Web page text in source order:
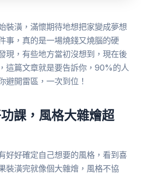
裝潢，滿懷期待地想把家變成夢想
事，真的是一場燒錢又燒腦的硬
現，有些地方當初沒想到，現在後
這篇文章就是要告訴你，90%的人
避開雷區，一次到位！
課，風格大雜燴超
好好確定自己想要的風格，看到喜
裝潢完就像個大雜燴，風格不協